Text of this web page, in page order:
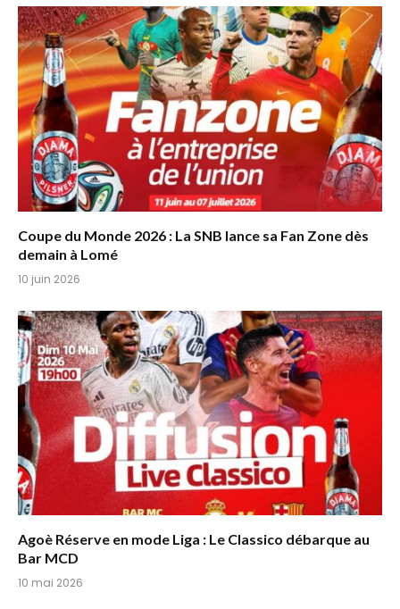
Coupe du Monde 2026 : La SNB lance sa Fan Zone dès
demain à Lomé
10 juin 2026
Agoè Réserve en mode Liga : Le Classico débarque au
Bar MCD
10 mai 2026